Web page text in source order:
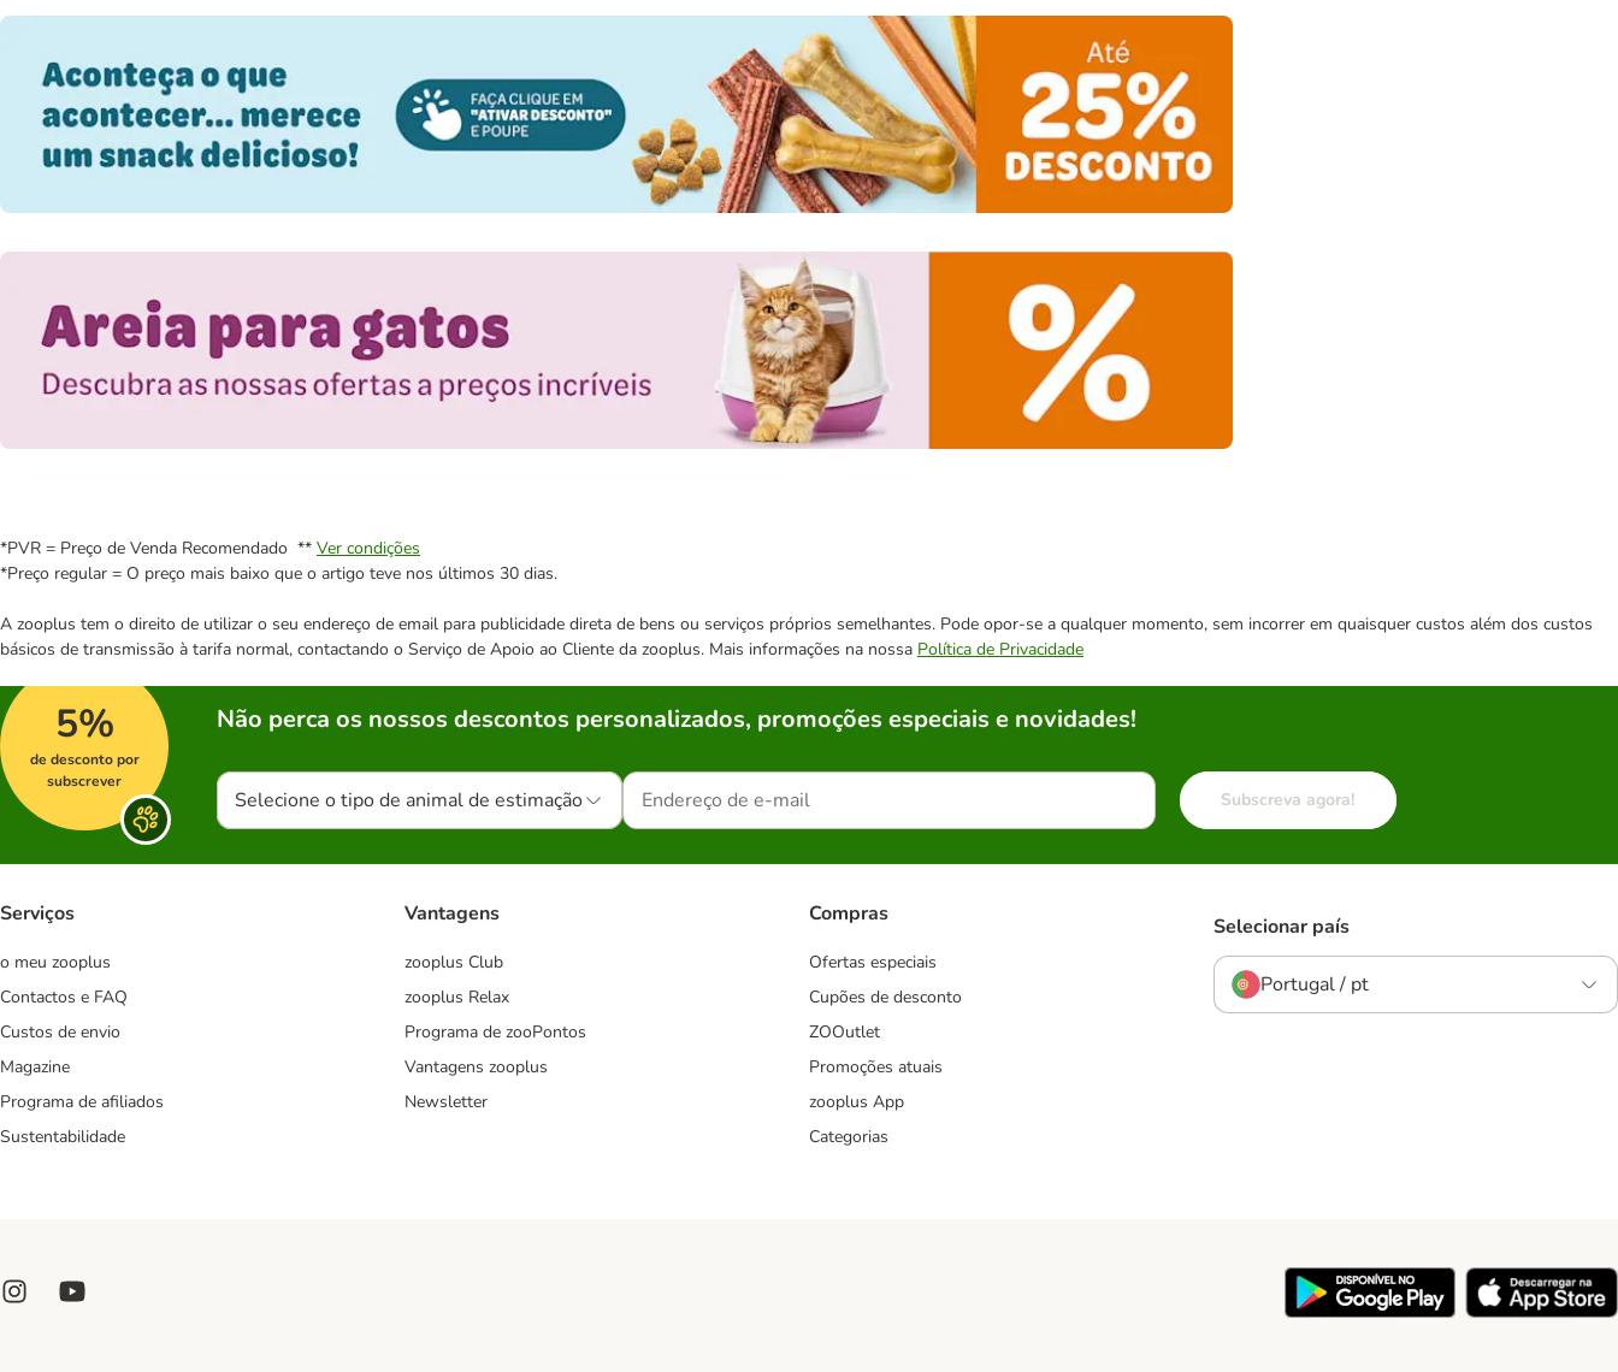
*PVR = Preço de Venda Recomendado ** Ver condições
*Preço regular = O preço mais baixo que o artigo teve nos últimos 30 dias.
A zooplus tem o direito de utilizar o seu endereço de email para publicidade direta de bens ou serviços próprios semelhantes. Pode opor-se a qualquer momento, sem incorrer em quaisquer custos além dos custos
básicos de transmissão à tarifa normal, contactando o Serviço de Apoio ao Cliente da zooplus. Mais informações na nossa Política de Privacidade
5%
de desconto por
subscrever
Não perca os nossos descontos personalizados, promoções especiais e novidades!
Selecione o tipo de animal de estimação Subscreva agora!
Serviços
o meu zooplus
Contactos e FAQ
Custos de envio
Magazine
Programa de afiliados
Sustentabilidade
Vantagens
zooplus Club
zooplus Relax
Programa de zooPontos
Vantagens zooplus
Newsletter
Compras
Ofertas especiais
Cupões de desconto
ZOOutlet
Promoções atuais
zooplus App
Categorias
Selecionar país
Portugal / pt